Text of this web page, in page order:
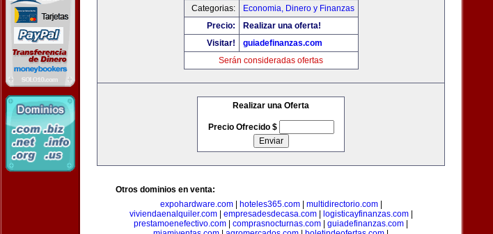
Categorias:
Economia, Dinero y Finanzas
Precio:
Realizar una oferta!
Visitar!
guiadefinanzas.com
Serán consideradas ofertas
Realizar una Oferta
Precio Ofrecido $
Otros dominios en venta:
expohardware.com| hoteles365.com| multidirectorio.com|
viviendaenalquiler.com| empresadesdecasa.com| logisticayfinanzas.com|
prestamoenefectivo.com
comprasnocturnas.com guiadefinanzas.com